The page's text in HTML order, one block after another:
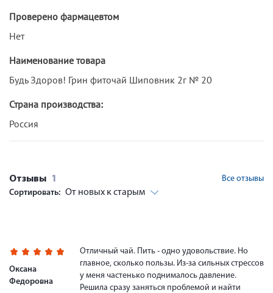
Проверено фармацевтом
Нет
Наименование товара
Будь Здоров! Грин фиточай Шиповник 2г № 20
Страна производства:
Россия
Отзывы 1
Все отзывы
Сортировать: От новых к старым
Оксана
Федоровна
Отличный чай. Пить - одно удовольствие. Но
главное, сколько пользы. Из-за сильных стрессов
у меня частенько поднималось давление.
Решила сразу заняться проблемой и найти